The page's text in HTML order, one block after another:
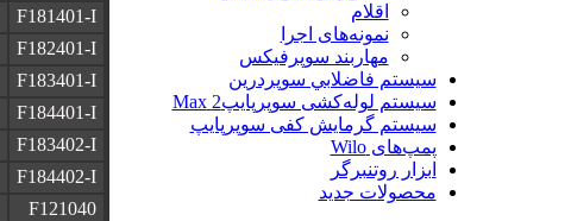
اقلام
نمونه‌های اجرا
مهاربند سوپرفیکس
سيستم فاضلابي سوپردرين
سیستم لوله‌کشی سوپرپایپ2 Max
سیستم گرمایش کفی سوپرپایپ
پمپ‌های Wilo
ابزار روتنبرگر
محصولات جدید
F181401-I
F182401-I
F183401-I
F184401-I
F183402-I
F184402-I
F121040